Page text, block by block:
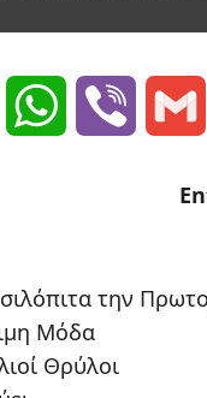
MessengerWhatsAppViber
την
Μόδα
Θρύλοι